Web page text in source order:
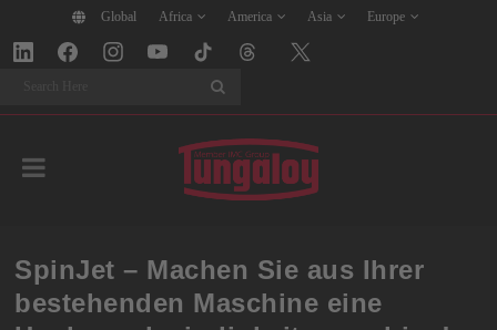
Global Africa America Asia Europe
SpinJet – Machen Sie aus Ihrer
bestehenden Maschine eine